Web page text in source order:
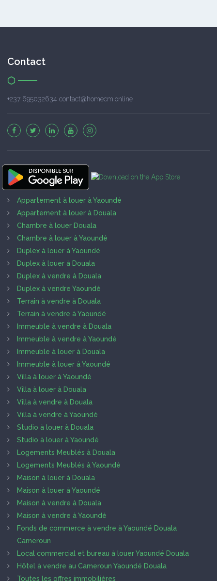
Contact
+237 695032634 contact@homecm.online
Appartement à louer à Yaoundé
Appartement à louer à Douala
Chambre à louer Douala
Chambre à louer à Yaoundé
Duplex à louer à Yaoundé
Duplex à louer à Douala
Duplex à vendre à Douala
Duplex à vendre Yaoundé
Terrain à vendre à Douala
Terrain à vendre à Yaoundé
Immeuble à vendre à Douala
Immeuble à vendre à Yaoundé
Immeuble à louer à Douala
Immeuble à louer à Yaoundé
Villa à louer à Yaoundé
Villa à louer à Douala
Villa à vendre à Douala
Villa à vendre à Yaoundé
Studio à louer à Douala
Studio à louer à Yaoundé
Logements Meublés à Douala
Logements Meublés à Yaoundé
Maison à louer à Douala
Maison à louer à Yaoundé
Maison à vendre à Douala
Maison à vendre à Yaoundé
Fonds de commerce à vendre à Yaoundé Douala
Cameroun
Local commercial et bureau à louer Yaoundé Douala
Hôtel à vendre au Cameroun Yaoundé Douala
Toutes les offres immobilières